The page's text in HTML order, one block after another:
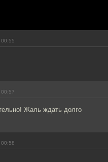
Жаль ждать долго